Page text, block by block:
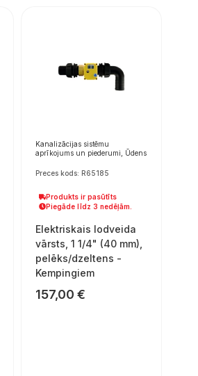
Kanalizācijas sistēmu
aprīkojums un piederumi, Ūdens
Preces kods: R65185
Produkts ir pasūtīts
Piegāde līdz 3 nedēļām.
Elektriskais lodveida
vārsts, 1 1/4" (40 mm),
pelēks/dzeltens -
Kempingiem
157,00€